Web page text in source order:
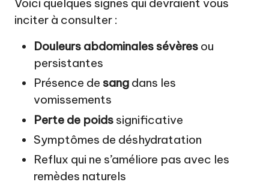
Voici quelques signes qui devraient vous
inciter à consulter :
Douleurs abdominales sévères ou
persistantes
Présence de sang dans les
vomissements
Perte de poids significative
Symptômes de déshydratation
Reflux qui ne s’améliore pas avec les
remèdes naturels